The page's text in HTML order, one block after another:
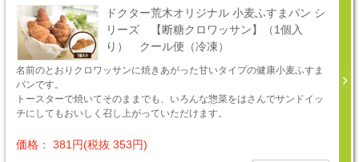
ドクター荒木オリジナル 小麦ふすまパン シ
リーズ 【断糖クロワッサン】（1個入
り） クール便（冷凍）
名前のとおりクロワッサンに焼きあがった甘いタイプの健康小麦ふすま
パンです。
トースターで焼いてそのままでも、いろんな惣菜をはさんでサンドイッ
チにしてもおいしく召し上がっていただけます。
価格： 381円(税抜 353円)